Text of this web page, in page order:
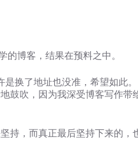
博客，结果在预料之中。
换了地址也没准，希望如此
鼓吹，因为我深受博客写作带
，而真正最后坚持下来的，也